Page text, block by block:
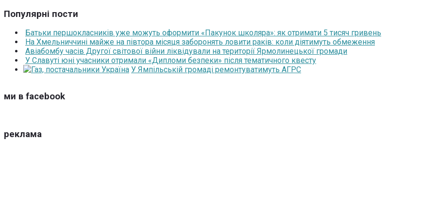
Популярні пости
Батьки першокласників уже можуть оформити «Пакунок школяра»: як отримати 5 тисяч гривень
На Хмельниччині майже на півтора місяця заборонять ловити раків: коли діятимуть обмеження
Авіабомбу часів Другої світової війни ліквідували на території Ярмолинецької громади
У Славуті юні учасники отримали «Дипломи безпеки» після тематичного квесту
У Ямпільській громаді ремонтуватимуть АГРС
ми в facebook
реклама